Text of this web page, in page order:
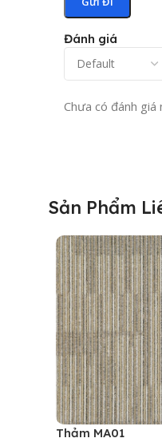
Đánh giá
Chưa có đánh giá
Sản Phẩm
Thảm MA01